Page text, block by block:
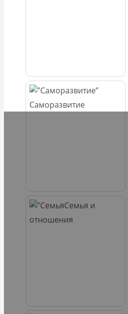
Саморазвитие
Семья и
отношения